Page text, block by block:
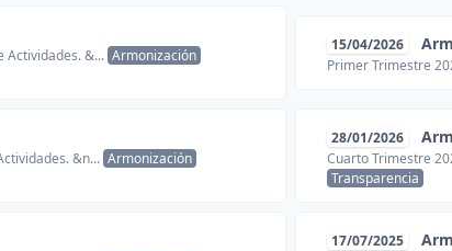
Actividades. &... Armonización
15/04/2026
Primer Trimestre
&n... Armonización
28/01/2026
Cuarto Trimestre
Transparencia
17/07/2025